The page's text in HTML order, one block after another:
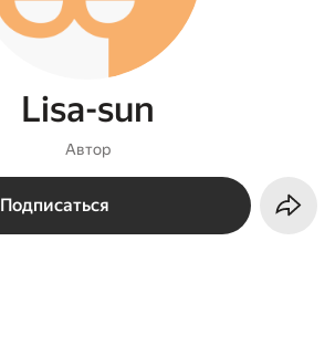
Lisa-sun
Автор
Подписаться